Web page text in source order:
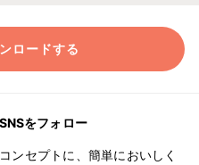
ロードする
をフォロー
ンセプトに、簡単においしく